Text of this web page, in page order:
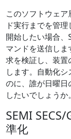
このソフトウェ
ド実行までを管
開始したい場合、
マンドを送信し
求を検証し、装
します。自動化
のに、誰が日曜
したいでしょうか。
SEMI
準化